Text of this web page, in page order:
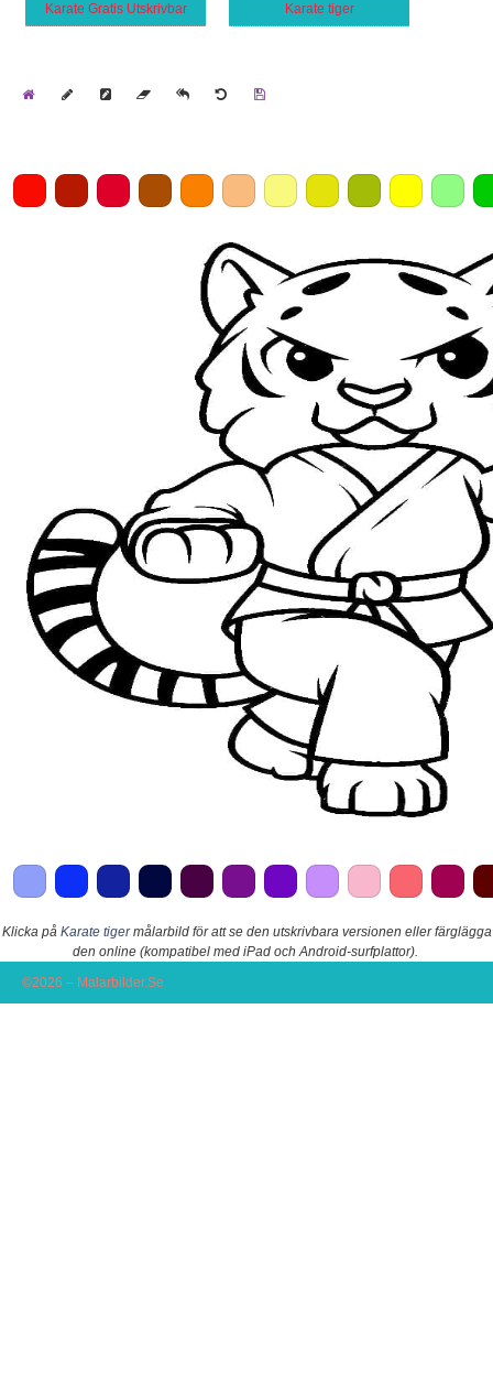
Karate Gratis Utskrivbar Karate tiger
Klicka på Karate tigermålarbild för att se den utskrivbara versionen eller färglägga
den online (kompatibel med iPad och Android-surfplattor).
©2026 – Malarbilder.Se